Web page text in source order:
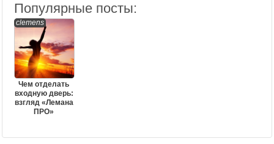
Популярные посты:
clemens
Чем отделать
входную дверь:
взгляд «Лемана
ПРО»